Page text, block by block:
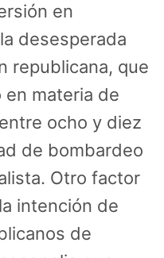
en
desesperada
republicana, que
materia de
ocho y diez
de bombardeo
Otro factor
intención de
de